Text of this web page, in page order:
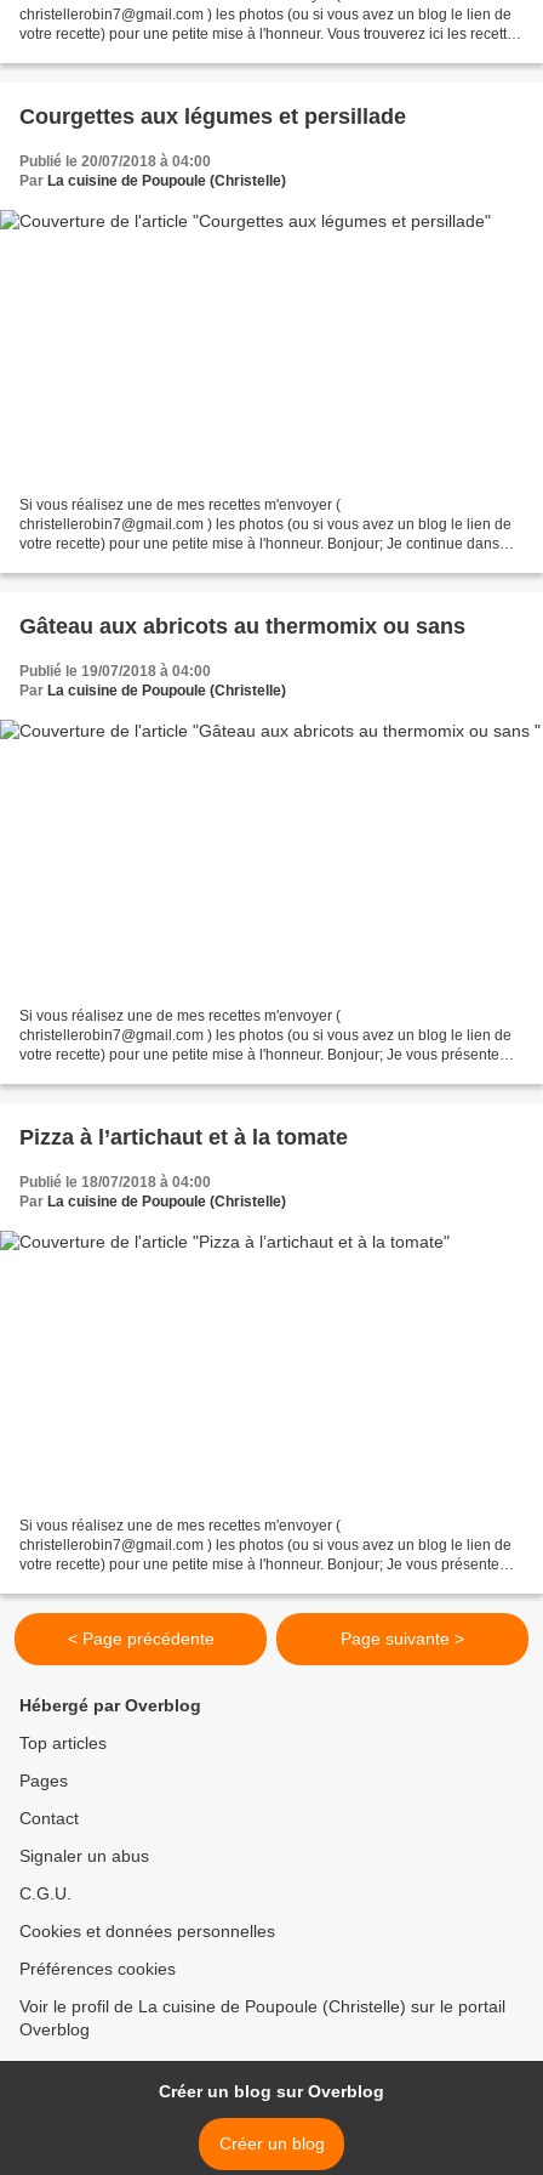
christellerobin7@gmail.com ) les photos (ou si vous avez un blog le lien de
votre recette) pour une petite mise à l'honneur. Vous trouverez ici les recettes
Courgettes aux légumes et persillade
Publié le 20/07/2018 à 04:00
Par La cuisine de Poupoule (Christelle)
Si vous réalisez une de mes recettes m'envoyer (
christellerobin7@gmail.com ) les photos (ou si vous avez un blog le lien de
votre recette) pour une petite mise à l'honneur. Bonjour; Je continue dans
Gâteau aux abricots au thermomix ou sans
Publié le 19/07/2018 à 04:00
Par La cuisine de Poupoule (Christelle)
Si vous réalisez une de mes recettes m'envoyer (
christellerobin7@gmail.com ) les photos (ou si vous avez un blog le lien de
votre recette) pour une petite mise à l'honneur. Bonjour; Je vous présente
Pizza à l’artichaut et à la tomate
Publié le 18/07/2018 à 04:00
Par La cuisine de Poupoule (Christelle)
Si vous réalisez une de mes recettes m'envoyer (
christellerobin7@gmail.com ) les photos (ou si vous avez un blog le lien de
votre recette) pour une petite mise à l'honneur. Bonjour; Je vous présente
< Page précédente Page suivante >
Hébergé par Overblog
Top articles
Pages
Contact
Signaler un abus
C.G.U.
Cookies et données personnelles
Préférences cookies
Voir le profil de La cuisine de Poupoule (Christelle) sur le portail
Overblog
Créer un blog sur Overblog
Créer un blog